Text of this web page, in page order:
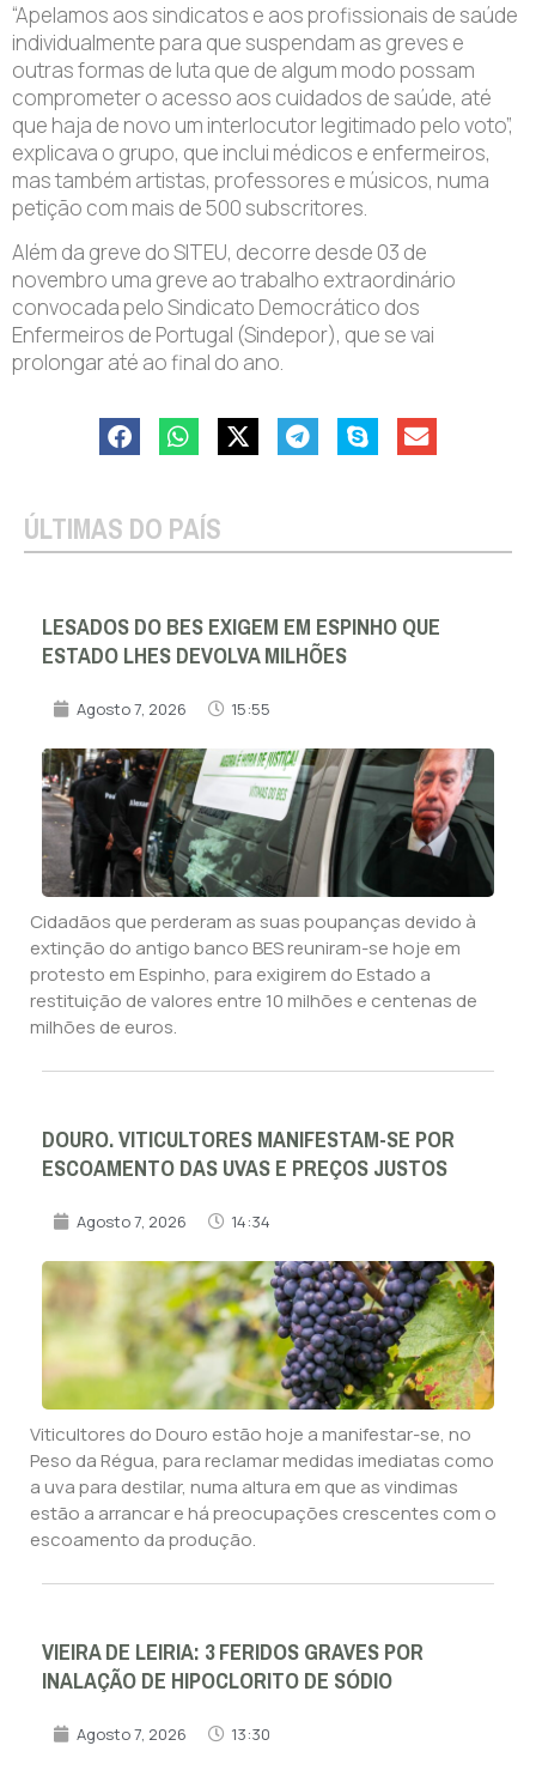
“Apelamos aos sindicatos e aos profissionais de saúde
individualmente para que suspendam as greves e
outras formas de luta que de algum modo possam
comprometer o acesso aos cuidados de saúde, até
que haja de novo um interlocutor legitimado pelo voto”,
explicava o grupo, que inclui médicos e enfermeiros,
mas também artistas, professores e músicos, numa
petição com mais de 500 subscritores.
Além da greve do SITEU, decorre desde 03 de
novembro uma greve ao trabalho extraordinário
convocada pelo Sindicato Democrático dos
Enfermeiros de Portugal (Sindepor), que se vai
prolongar até ao final do ano.
ÚLTIMAS DO PAÍS
LESADOS DO BES EXIGEM EM ESPINHO QUE
ESTADO LHES DEVOLVA MILHÕES
Agosto 7, 2026 15:55
Cidadãos que perderam as suas poupanças devido à
extinção do antigo banco BES reuniram-se hoje em
protesto em Espinho, para exigirem do Estado a
restituição de valores entre 10 milhões e centenas de
milhões de euros.
DOURO. VITICULTORES MANIFESTAM-SE POR
ESCOAMENTO DAS UVAS E PREÇOS JUSTOS
Agosto 7, 2026 14:34
Viticultores do Douro estão hoje a manifestar-se, no
Peso da Régua, para reclamar medidas imediatas como
a uva para destilar, numa altura em que as vindimas
estão a arrancar e há preocupações crescentes com o
escoamento da produção.
VIEIRA DE LEIRIA: 3 FERIDOS GRAVES POR
INALAÇÃO DE HIPOCLORITO DE SÓDIO
Agosto 7, 2026 13:30